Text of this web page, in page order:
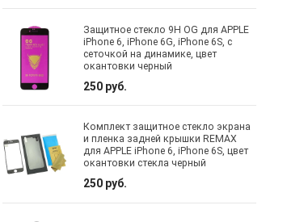
Защитное стекло 9H OG для APPLE
iPhone 6, iPhone 6G, iPhone 6S, с
сеточкой на динамике, цвет
окантовки черный
250 руб.
Комплект защитное стекло экрана
и пленка задней крышки REMAX
для APPLE iPhone 6, iPhone 6S, цвет
окантовки стекла черный
250 руб.